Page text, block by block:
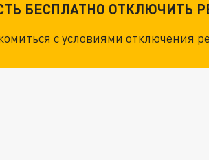
БЕСПЛАТНО ОТКЛЮЧИТЬ
с условиями отключения